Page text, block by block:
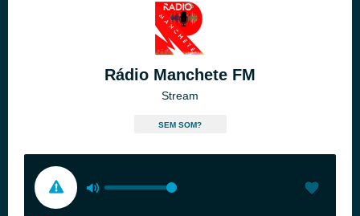
Rádio Manchete FM
Stream
SEM SOM?